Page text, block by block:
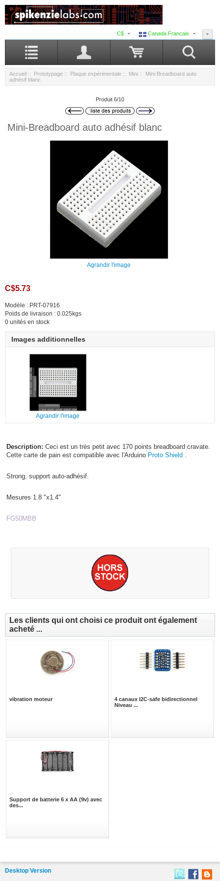
Canada Francais
C$
Accueil :: Prototypage :: Plaque expérimentale :: Mini :: Mini-Breadboard auto
adhésif blanc
Produit 6/10
Mini-Breadboard auto adhésif blanc
Agrandir l'image
C$5.73
Modèle : PRT-07916
Poids de livraison : 0.025kgs
0 unités en stock
Images additionnelles
Agrandir l'image
Description: Ceci est un très petit avec 170 points breadboard cravate.
Cette carte de pain est compatible avec l'Arduino Proto Shield .
Strong, support auto-adhésif.
Mesures 1.8 "x1.4"
FG50MBB
Les clients qui ont choisi ce produit ont également
acheté ...
vibration moteur
4 canaux I2C-safe bidirectionnel
Niveau ...
Support de batterie 6 x AA (9v) avec
des...
Desktop Version